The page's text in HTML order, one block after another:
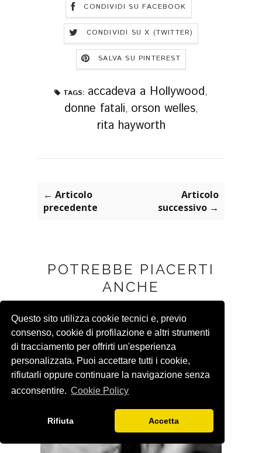
Questo sito utilizza cookie tecnici e, previo
consenso, cookie di profilazione e altri strumenti
di tracciamento per offrirti un'esperienza
personalizzata. Puoi accettare tutti i cookie,
rifiutarli oppure continuare la navigazione senza
acconsentire. Cookie Policy
Rifiuta Accetta
CONDIVIDI SU FACEBOOK
CONDIVIDI SU X (TWITTER)
SALVA SU PINTEREST
TAGS: accadeva a Hollywood,
donne fatali, orson welles,
rita hayworth
← Articolo
precedente
Articolo
successivo →
POTREBBE PIACERTI
ANCHE